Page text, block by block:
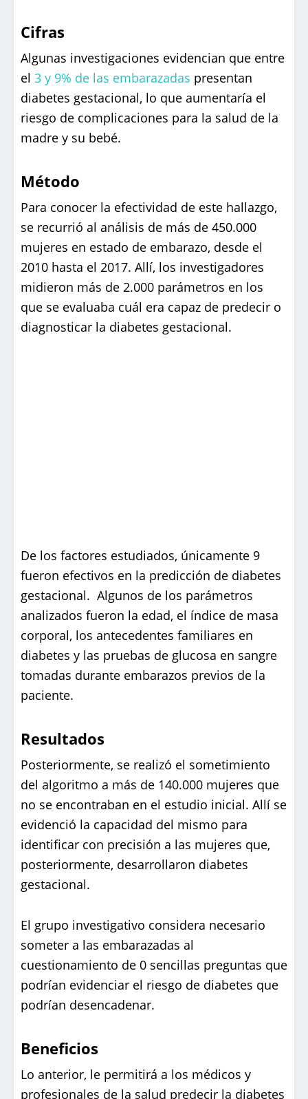
Cifras
Algunas investigaciones evidencian que entre
el 3 y 9% de las embarazadas presentan
diabetes gestacional, lo que aumentaría el
riesgo de complicaciones para la salud de la
madre y su bebé.
Método
Para conocer la efectividad de este hallazgo,
se recurrió al análisis de más de 450.000
mujeres en estado de embarazo, desde el
2010 hasta el 2017. Allí, los investigadores
midieron más de 2.000 parámetros en los
que se evaluaba cuál era capaz de predecir o
diagnosticar la diabetes gestacional.
De los factores estudiados, únicamente 9
fueron efectivos en la predicción de diabetes
gestacional. Algunos de los parámetros
analizados fueron la edad, el índice de masa
corporal, los antecedentes familiares en
diabetes y las pruebas de glucosa en sangre
tomadas durante embarazos previos de la
paciente.
Resultados
Posteriormente, se realizó el sometimiento
del algoritmo a más de 140.000 mujeres que
no se encontraban en el estudio inicial. Allí se
evidenció la capacidad del mismo para
identificar con precisión a las mujeres que,
posteriormente, desarrollaron diabetes
gestacional.
El grupo investigativo considera necesario
someter a las embarazadas al
cuestionamiento de 0 sencillas preguntas que
podrían evidenciar el riesgo de diabetes que
podrían desencadenar.
Beneficios
Lo anterior, le permitirá a los médicos y
profesionales de la salud predecir la diabetes